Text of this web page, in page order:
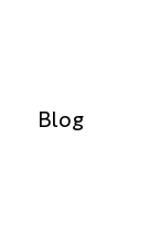
Blog